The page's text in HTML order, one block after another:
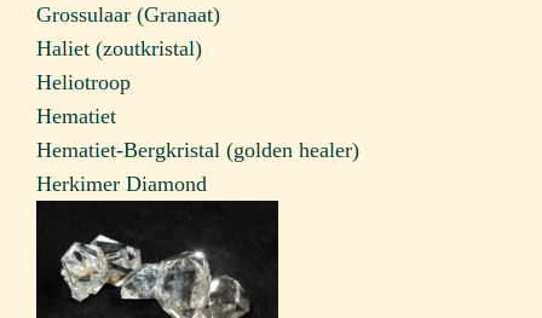
Grossulaar (Granaat)
Haliet (zoutkristal)
Heliotroop
Hematiet
Hematiet-Bergkristal (golden healer)
Herkimer Diamond